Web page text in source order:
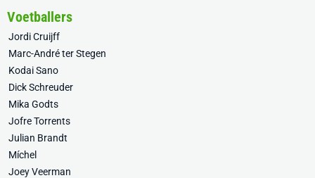
Voetballers
Jordi Cruijff
Marc-André ter Stegen
Kodai Sano
Dick Schreuder
Mika Godts
Jofre Torrents
Julian Brandt
Míchel
Joey Veerman